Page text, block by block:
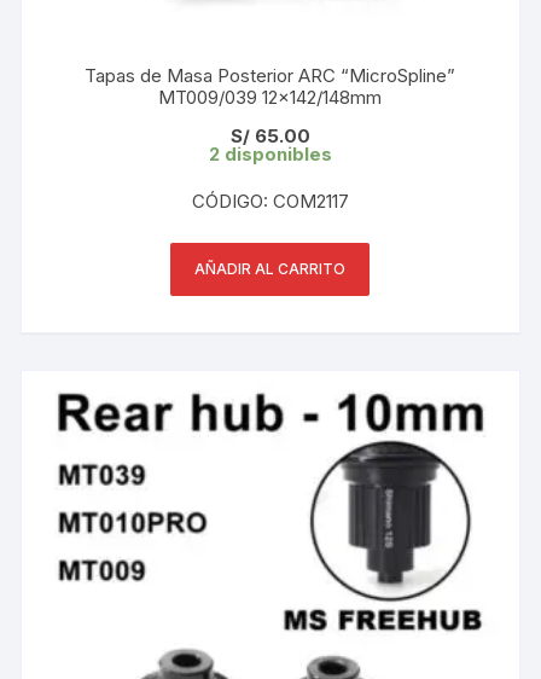
Tapas de Masa Posterior ARC “MicroSpline”
MT009/039 12×142/148mm
S/65.00
2 disponibles
CÓDIGO: COM2117
AÑADIR AL CARRITO